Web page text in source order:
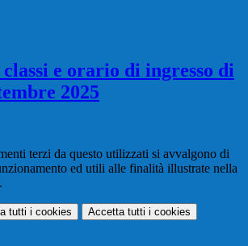
e orario di ingresso di
2025
terzi da questo utilizzati si avvalgono di
ed utili alle finalità illustrate nella
.
tutti i cookies Accetta tutti i cookies